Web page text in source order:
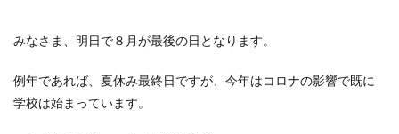
みなさま、明日で８月が最後の日となります。
例年であれば、夏休み最終日ですが、今年はコロナの影響で既に
学校は始まっています。